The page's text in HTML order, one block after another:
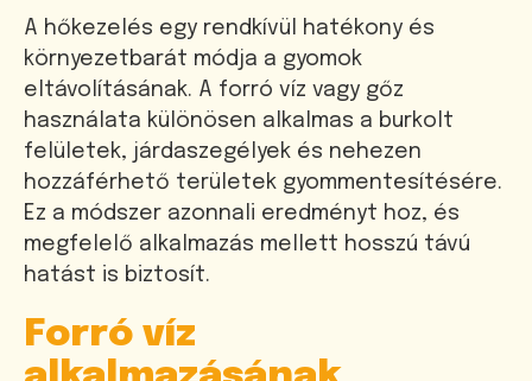
A hőkezelés egy rendkívül hatékony és
környezetbarát módja a gyomok
eltávolításának. A forró víz vagy gőz
használata különösen alkalmas a burkolt
felületek, járdaszegélyek és nehezen
hozzáférhető területek gyommentesítésére.
Ez a módszer azonnali eredményt hoz, és
megfelelő alkalmazás mellett hosszú távú
hatást is biztosít.
Forró víz